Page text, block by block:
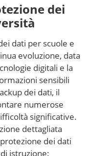
dei
dati per scuole e
evoluzione, data
digitali e la
sensibili
dei dati, il
numerose
significative.
dettagliata
dei dati
istruzione: